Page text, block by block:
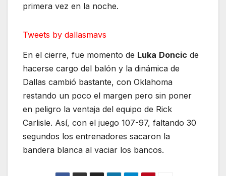
primera vez en la noche.
Tweets by dallasmavs
En el cierre, fue momento de Luka Doncic de
hacerse cargo del balón y la dinámica de
Dallas cambió bastante, con Oklahoma
restando un poco el margen pero sin poner
en peligro la ventaja del equipo de Rick
Carlisle. Así, con el juego 107-97, faltando 30
segundos los entrenadores sacaron la
bandera blanca al vaciar los bancos.